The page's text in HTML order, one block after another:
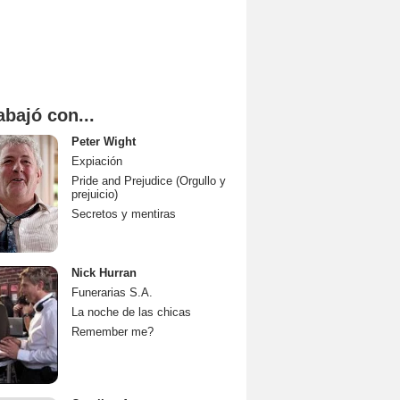
con...
Peter Wight
Expiación
Pride and Prejudice (Orgullo y
prejuicio)
Secretos y mentiras
Nick Hurran
Funerarias S.A.
La noche de las chicas
Remember me?